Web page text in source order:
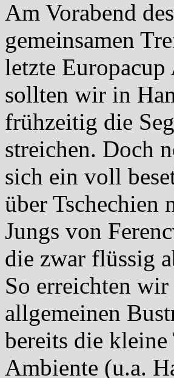
Am Vorabend
gemeinsamen
letzte
sollten wir in
frühzeitig die
streichen. Doch
sich ein voll
über Tschechien
Jungs von
die zwar flüssig
So erreichten
allgemeinen
bereits die kleine
Ambiente (u.a.